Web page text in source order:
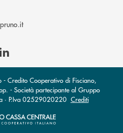
(si apre l’app di posta
Credito Cooperativo di Fisciano,
- Società partecipante al Gruppo
· P.Iva 02529020220 Crediti